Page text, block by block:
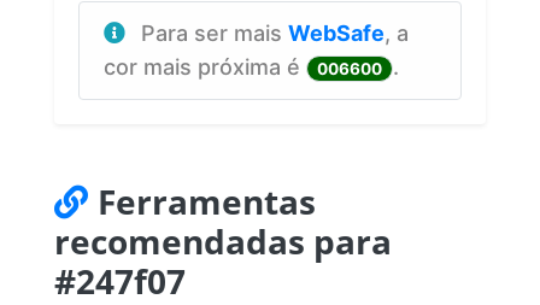
Para ser mais WebSafe, a
cor mais próxima é
006600 .
Ferramentas
recomendadas para
#247f07